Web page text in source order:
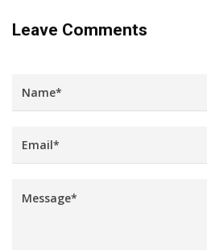
Leave Comments